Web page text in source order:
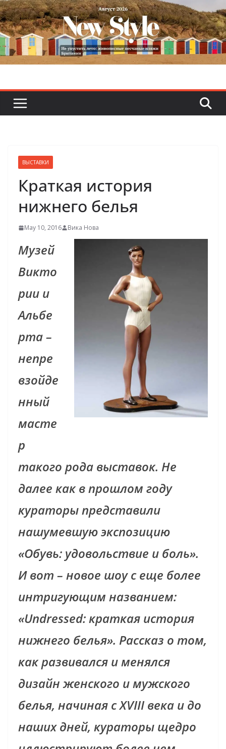
Skip
to
content
ВЫСТАВКИ
Краткая история
нижнего белья
May 10, 2016 Вика Нова
Музей
Викто
рии и
Альбе
рта –
непре
взойде
нный
масте
р
такого рода выставок. Не
далее как в прошлом году
кураторы представили
нашумевшую экспозицию
«Обувь: удовольствие и боль».
И вот – новое шоу с еще более
интригующим названием:
«Undressed: краткая история
нижнего белья». Рассказ о том,
как развивался и менялся
дизайн женского и мужского
белья, начиная с XVIII века и до
наших дней, кураторы щедро